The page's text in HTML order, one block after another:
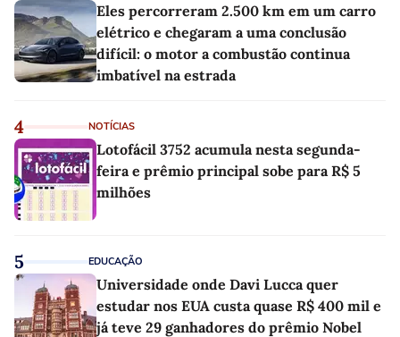
Eles percorreram 2.500 km em um carro
elétrico e chegaram a uma conclusão
difícil: o motor a combustão continua
imbatível na estrada
4 NOTÍCIAS
Lotofácil 3752 acumula nesta segunda-
feira e prêmio principal sobe para R$ 5
milhões
5 EDUCAÇÃO
Universidade onde Davi Lucca quer
estudar nos EUA custa quase R$ 400 mil e
já teve 29 ganhadores do prêmio Nobel